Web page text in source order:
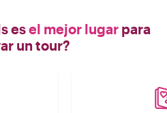
esel mejor lugar para
un tour?